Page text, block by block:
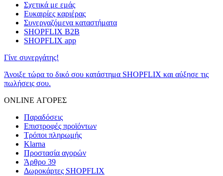
Σχετικά με εμάς
Ευκαιρίες καριέρας
Συνεργαζόμενα καταστήματα
SHOPFLIX B2B
SHOPFLIX app
Γίνε συνεργάτης!
Άνοιξε τώρα το δικό σου κατάστημα SHOPFLIX και αύξησε τις
πωλήσεις σου.
ONLINE ΑΓΟΡΕΣ
Παραδόσεις
Επιστροφές προϊόντων
Τρόποι πληρωμής
Klarna
Προστασία αγορών
Άρθρο 39
Δωροκάρτες SHOPFLIX